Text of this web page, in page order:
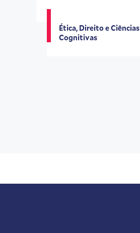
Ética, Direito e Ciências
Cognitivas